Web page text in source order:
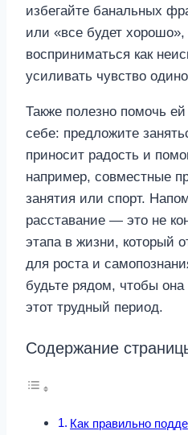
избегайте банальных
или «все будет хорошо»,
восприниматься как
усиливать чувство
Также полезно помочь
себе: предложите
приносит радость и
например, совместные
занятия или спорт.
расставание — это не
этапа в жизни, который
для роста и
будьте рядом, чтобы
этот трудный период.
Содержание
Как правильно